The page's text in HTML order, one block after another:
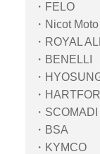
・FELO
・Nicot Moto
・ROYAL
・BENELLI
・
・
・SCOMADI
・BSA
・KYMCO